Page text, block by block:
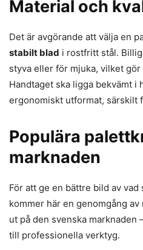
Material och
Det är avgörande att välja en
stabilt blad i rostfritt stål.
styva eller för mjuka, vilket
Handtaget ska ligga bekvämt i
ergonomiskt utformat, särskilt
Populära
marknaden
För att ge en bättre bild av
kommer här en genomgång
ut på den svenska
till professionella verktyg.